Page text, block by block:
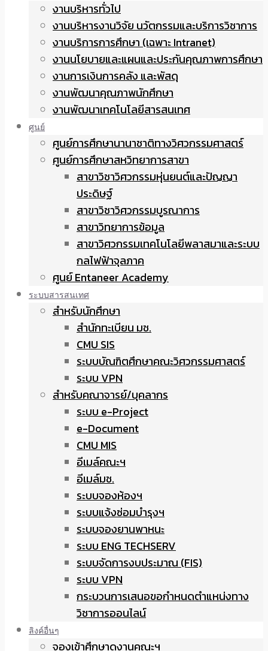
งานบริหารทั่วไป
งานบริหารงานวิจัย นวัตกรรมและบริการวิชาการ
งานบริการการศึกษา (เฉพาะ Intranet)
งานนโยบายและแผนและประกันคุณภาพการศึกษา
งานการเงินการคลัง และพัสดุ
งานพัฒนาคุณภาพนักศึกษา
งานพัฒนาเทคโนโลยีสารสนเทศ
ศูนย์
ศูนย์การศึกษานานาชาติทางวิศวกรรมศาสตร์
ศูนย์การศึกษาสหวิทยาการสาขา
สาขาวิชาวิศวกรรมหุ่นยนต์และปัญญา
ประดิษฐ์
สาขาวิชาวิศวกรรมบูรณาการ
สาขาวิทยาการข้อมูล
สาขาวิศวกรรมเทคโนโลยีพลาสมาและระบบ
กลไฟฟ้าจุลภาค
ศูนย์ Entaneer Academy
ระบบสารสนเทศ
สำหรับนักศึกษา
สำนักทะเบียน มช.
CMU SIS
ระบบบัณฑิตศึกษาคณะวิศวกรรมศาสตร์
ระบบ VPN
สำหรับคณาจารย์/บุคลากร
ระบบ e-Project
e-Document
CMU MIS
อีเมล์คณะฯ
อีเมล์มช.
ระบบจองห้องฯ
ระบบแจ้งซ่อมบำรุงฯ
ระบบจองยานพาหนะ
ระบบ ENG TECHSERV
ระบบจัดการงบประมาณ (FIS)
ระบบ VPN
กระบวนการเสนอขอกำหนดตำแหน่งทาง
วิชาการออนไลน์
ลิงค์อื่นๆ
จองเข้าศึกษาดูงานคณะฯ